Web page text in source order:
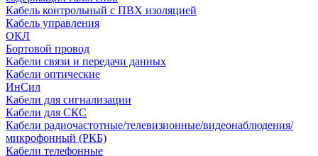
Кабель контрольный с ПВХ изоляцией
Кабель управления
ОКЛ
Бортовой провод
Кабели связи и передачи данных
Кабели оптические
ИнСил
Кабели для сигнализации
Кабели для СКС
Кабели радиочастотные/телевизионные/видеонаблюдения/
микрофонный (РКБ)
Кабели телефонные